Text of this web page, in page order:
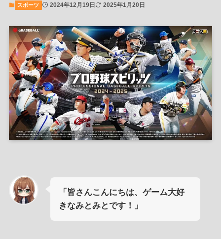
スポーツ 2024年12月19日 2025年1月20日
「皆さんこんにちは、ゲーム大好
きなみとみとです！」